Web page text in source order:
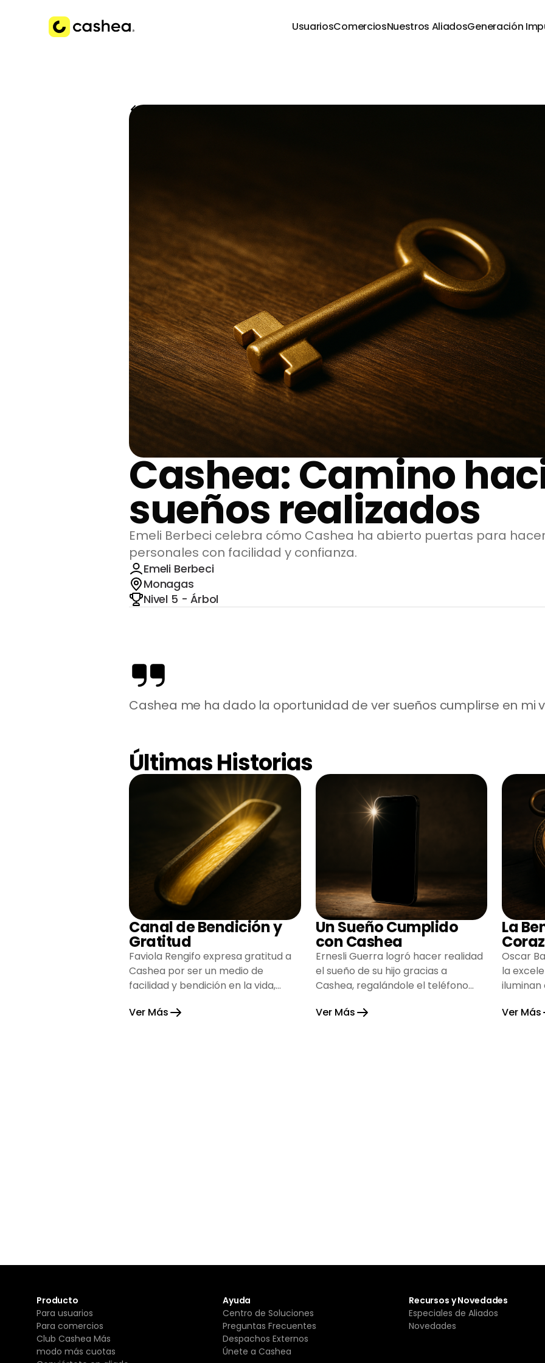
UsuariosComerciosNuestros AliadosGeneración
Volver a Historias
Cashea: Camino
sueños realizados
Emeli Berbeci celebra cómo Cashea ha abierto puertas para
personales con facilidad y confianza.
Emeli Berbeci
Monagas
Nivel 5 - Árbol
Cashea me ha dado la oportunidad de ver sueños cumplirse en mi
Últimas Historias
Canal de Bendición y
Gratitud
Faviola Rengifo expresa gratitud a
Cashea por ser un medio de
facilidad y bendición en la vida,
esperanza.
Ver Más
Un Sueño Cumplido
con Cashea
Ernesli Guerra logró hacer realidad
el sueño de su hijo gracias a
Cashea, regalándole el teléfono
alegría su hogar.
Ver Más
La
Oscar
la
iluminan
gratitud
Ver Más
Producto
Para usuarios
Para comercios
Club Cashea Más
modo más cuotas
Ayuda
Centro de Soluciones
Preguntas Frecuentes
Despachos Externos
Únete a Cashea
Recursos y Novedades
Especiales de Aliados
Novedades